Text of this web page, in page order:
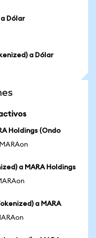
Dólar
a Dólar
Holdings (Ondo
a MARA Holdings
a MARA